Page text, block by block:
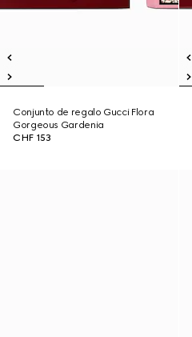
Conjunto de regalo Gucci Flora
Gorgeous Gardenia
CHF 153